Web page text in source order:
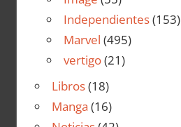
Independientes(153)
Marvel (495)
vertigo(21)
Libros(18)
Manga (16)